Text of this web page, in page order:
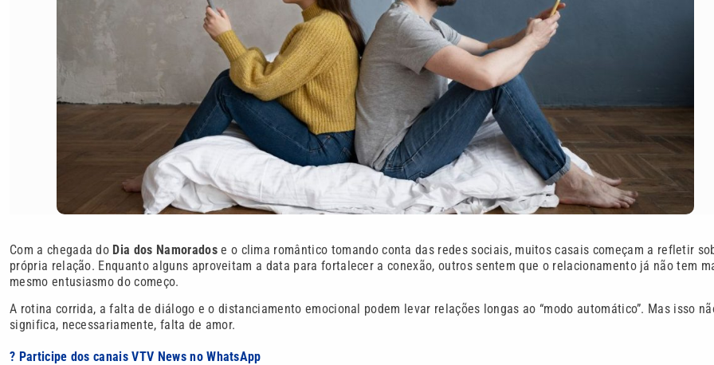
Com a chegada do Dia dos Namoradose o clima romântico tomando conta das redes sociais, muitos casais começam a refletir
própria relação. Enquanto alguns aproveitam a data para fortalecer a conexão, outros sentem que o relacionamento já não tem
mesmo entusiasmo do começo.
A rotina corrida, a falta de diálogo e o distanciamento emocional podem levar relações longas ao “modo automático”. Mas isso
significa, necessariamente, falta de amor.
? Participe dos canais VTV News no WhatsApp